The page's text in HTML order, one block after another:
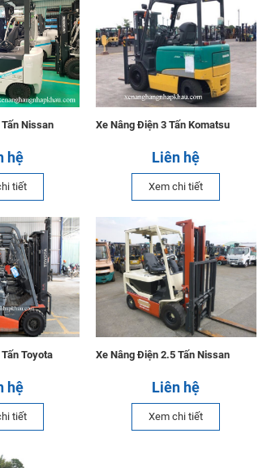
Nissan
hệ
tiết
Xe Nâng Điện 3 Tấn Komatsu
Liên hệ
Xem chi tiết
Toyota
hệ
tiết
Xe Nâng Điện 2.5 Tấn Nissan
Liên hệ
Xem chi tiết